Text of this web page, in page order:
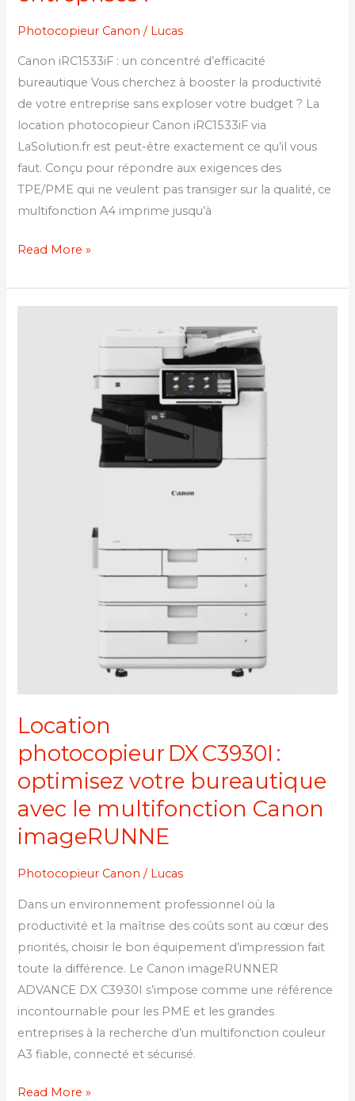
Photocopieur Canon / Lucas
Canon iRC1533iF : un concentré d’efficacité
bureautique Vous cherchez à booster la productivité
de votre entreprise sans exploser votre budget ? La
location photocopieur Canon iRC1533iF via
LaSolution.fr est peut-être exactement ce qu’il vous
faut. Conçu pour répondre aux exigences des
TPE/PME qui ne veulent pas transiger sur la qualité, ce
multifonction A4 imprime jusqu’à
Read More »
Location
photocopieur DX C3930I :
optimisez votre bureautique
avec le multifonction Canon
imageRUNNE
Photocopieur Canon / Lucas
Dans un environnement professionnel où la
productivité et la maîtrise des coûts sont au cœur des
priorités, choisir le bon équipement d’impression fait
toute la différence. Le Canon imageRUNNER
ADVANCE DX C3930I s’impose comme une référence
incontournable pour les PME et les grandes
entreprises à la recherche d’un multifonction couleur
A3 fiable, connecté et sécurisé.
photocopieur DX C3930I :
Read More »